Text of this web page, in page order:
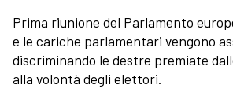
Prima riunione del Parlamento
e le cariche parlamentari vengono
discriminando le destre premiate
alla volontà degli elettori.